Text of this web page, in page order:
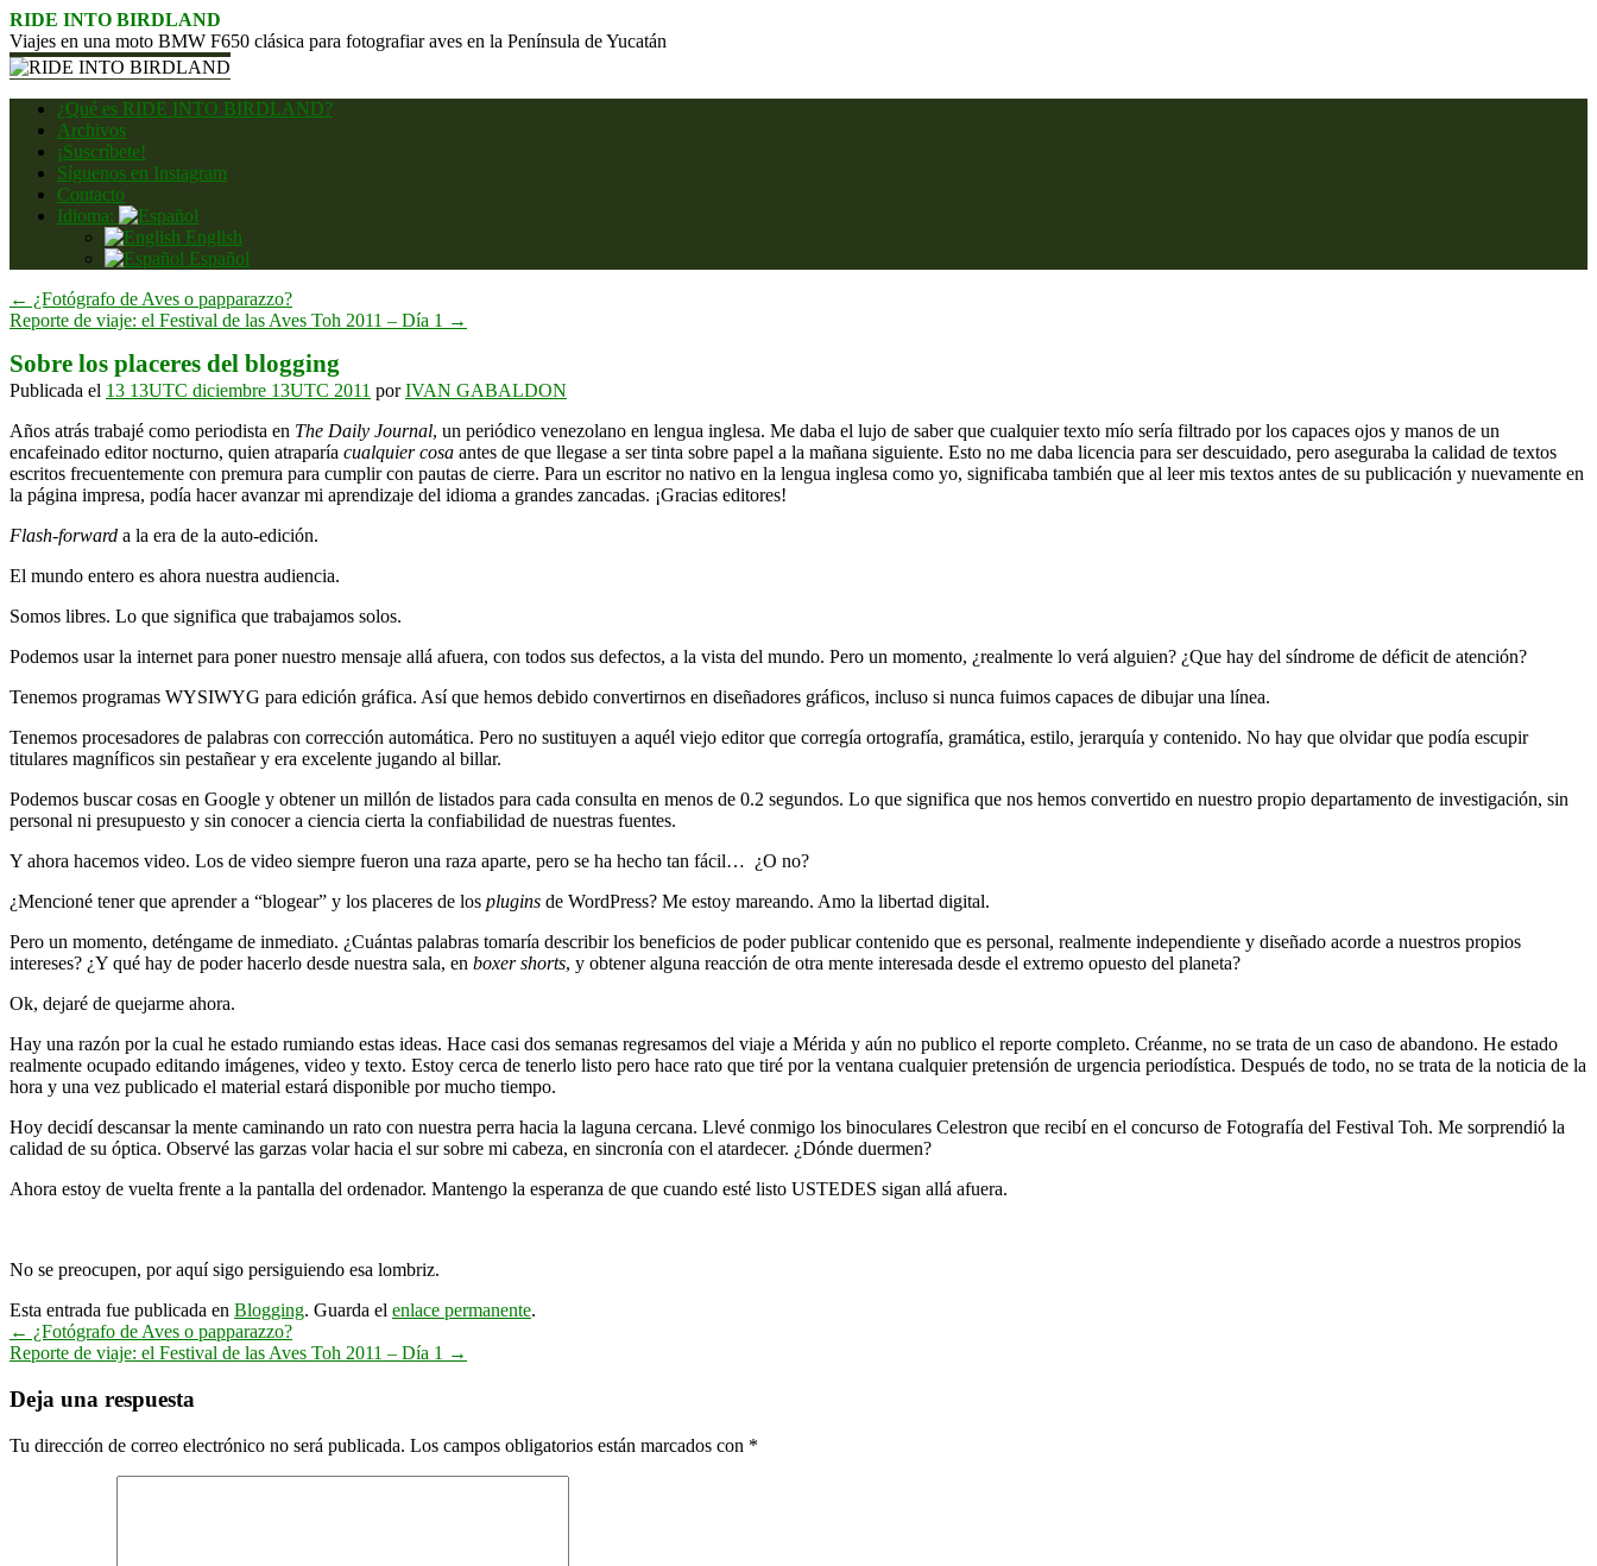
Saltar
al
contenido
RIDE INTO BIRDLAND
Viajes en una moto BMW F650 clásica para fotografiar aves en la Península de Yucatán
¿Qué es RIDE INTO BIRDLAND?
Archivos
¡Suscríbete!
Síguenos en Instagram
Contacto
Idioma:
English
Español
← ¿Fotógrafo de Aves o papparazzo?
Reporte de viaje: el Festival de las Aves Toh 2011 – Día 1 →
Sobre los placeres del blogging
Publicada el 13 13UTC diciembre 13UTC 2011 por IVAN GABALDON
Años atrás trabajé como periodista en The Daily Journal, un periódico venezolano en lengua inglesa. Me daba el lujo de saber que cualquier texto mío sería filtrado por los capaces ojos y manos de un
encafeinado editor nocturno, quien atraparía cualquier cosa antes de que llegase a ser tinta sobre papel a la mañana siguiente. Esto no me daba licencia para ser descuidado, pero aseguraba la calidad de textos
escritos frecuentemente con premura para cumplir con pautas de cierre. Para un escritor no nativo en la lengua inglesa como yo, significaba también que al leer mis textos antes de su publicación y nuevamente en
la página impresa, podía hacer avanzar mi aprendizaje del idioma a grandes zancadas. ¡Gracias editores!
Flash-forward a la era de la auto-edición.
El mundo entero es ahora nuestra audiencia.
Somos libres. Lo que significa que trabajamos solos.
Podemos usar la internet para poner nuestro mensaje allá afuera, con todos sus defectos, a la vista del mundo. Pero un momento, ¿realmente lo verá alguien? ¿Que hay del síndrome de déficit de atención?
Tenemos programas WYSIWYG para edición gráfica. Así que hemos debido convertirnos en diseñadores gráficos, incluso si nunca fuimos capaces de dibujar una línea.
Tenemos procesadores de palabras con corrección automática. Pero no sustituyen a aquél viejo editor que corregía ortografía, gramática, estilo, jerarquía y contenido. No hay que olvidar que podía escupir
titulares magníficos sin pestañear y era excelente jugando al billar.
Podemos buscar cosas en Google y obtener un millón de listados para cada consulta en menos de 0.2 segundos. Lo que significa que nos hemos convertido en nuestro propio departamento de investigación, sin
personal ni presupuesto y sin conocer a ciencia cierta la confiabilidad de nuestras fuentes.
Y ahora hacemos video. Los de video siempre fueron una raza aparte, pero se ha hecho tan fácil… ¿O no?
¿Mencioné tener que aprender a “blogear” y los placeres de los plugins de WordPress? Me estoy mareando. Amo la libertad digital.
Pero un momento, deténgame de inmediato. ¿Cuántas palabras tomaría describir los beneficios de poder publicar contenido que es personal, realmente independiente y diseñado acorde a nuestros propios
intereses? ¿Y qué hay de poder hacerlo desde nuestra sala, en boxer shorts, y obtener alguna reacción de otra mente interesada desde el extremo opuesto del planeta?
Ok, dejaré de quejarme ahora.
Hay una razón por la cual he estado rumiando estas ideas. Hace casi dos semanas regresamos del viaje a Mérida y aún no publico el reporte completo. Créanme, no se trata de un caso de abandono. He estado
realmente ocupado editando imágenes, video y texto. Estoy cerca de tenerlo listo pero hace rato que tiré por la ventana cualquier pretensión de urgencia periodística. Después de todo, no se trata de la noticia de la
hora y una vez publicado el material estará disponible por mucho tiempo.
Hoy decidí descansar la mente caminando un rato con nuestra perra hacia la laguna cercana. Llevé conmigo los binoculares Celestron que recibí en el concurso de Fotografía del Festival Toh. Me sorprendió la
calidad de su óptica. Observé las garzas volar hacia el sur sobre mi cabeza, en sincronía con el atardecer. ¿Dónde duermen?
Ahora estoy de vuelta frente a la pantalla del ordenador. Mantengo la esperanza de que cuando esté listo USTEDES sigan allá afuera.
No se preocupen, por aquí sigo persiguiendo esa lombriz.
Esta entrada fue publicada en Blogging. Guarda el enlace permanente.
← ¿Fotógrafo de Aves o papparazzo?
Reporte de viaje: el Festival de las Aves Toh 2011 – Día 1 →
Deja una respuesta
Tu dirección de correo electrónico no será publicada. Los campos obligatorios están marcados con *